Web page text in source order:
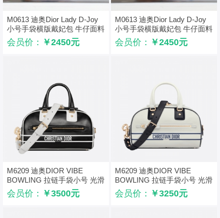
M0613 迪奥Dior Lady D-Joy
小号手袋横版戴妃包 牛仔面料
超大藤格纹 粉色
会员价： ￥2450元
M0613 迪奥Dior Lady D-Joy
小号手袋横版戴妃包 牛仔面料
超大藤格纹 蓝色
会员价： ￥2450元
M6209 迪奥DIOR VIBE
BOWLING 拉链手袋小号 光滑
牛皮保龄球包 黑色
会员价： ￥3500元
M6209 迪奥DIOR VIBE
BOWLING 拉链手袋小号 光滑
牛皮保龄球包 白色
会员价： ￥3250元